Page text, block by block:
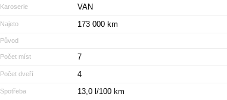
Karoserie VAN
Najeto 173 000 km
Původ
Počet míst 7
Počet dveří 4
Spotřeba 13,0 l/100 km